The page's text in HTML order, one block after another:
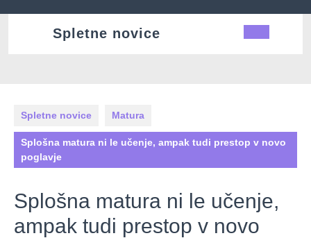
Spletne novice
Spletne novice Matura
Splošna matura ni le učenje, ampak tudi prestop v novo
poglavje
Splošna matura ni le učenje,
ampak tudi prestop v novo